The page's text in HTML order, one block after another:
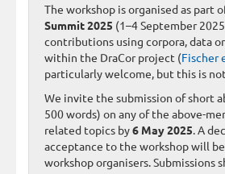
The workshop is organised as part
Summit 2025 (1–4 September
contributions using corpora, data
within the DraCor project (Fischer
particularly welcome, but this is
We invite the submission of short
500 words) on any of the above-
related topics by6 May 2025. A
acceptance to the workshop will
workshop organisers. Submissions